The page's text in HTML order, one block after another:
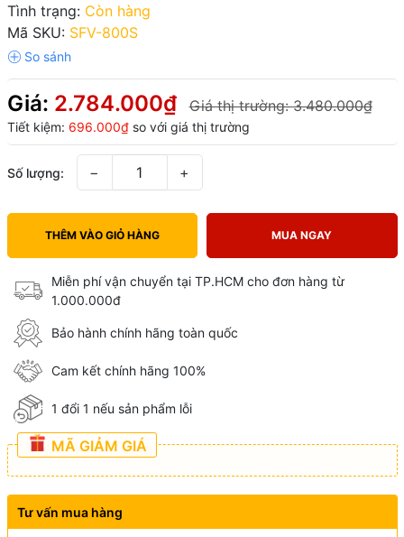
Tình trạng: Còn hàng
Mã SKU: SFV-800S
Giá: 2.784.000₫ Giá thị trường:3.480.000₫
Tiết kiệm: 696.000₫so với giá thị trường
Số lượng: − +
THÊM VÀO GIỎ HÀNG MUA NGAY
Miễn phí vận chuyển tại TP.HCM cho đơn hàng từ
1.000.000đ
Bảo hành chính hãng toàn quốc
Cam kết chính hãng 100%
1 đổi 1 nếu sản phẩm lỗi
MÃ GIẢM GIÁ
Tư vấn mua hàng